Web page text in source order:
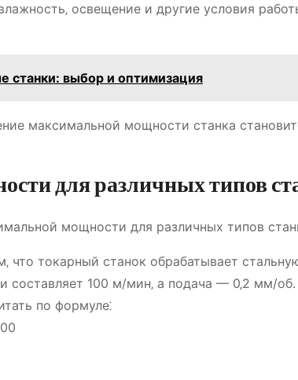
освещение и другие условия
станки: выбор и оптимизация
максимальной мощности станка
для различных типов
мощности для различных типов
что токарный станок обрабатывает
составляет 100 м/мин‚ а подача — 0‚2 мм/
по формуле⁚